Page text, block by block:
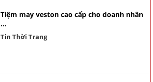
Tiệm may veston cao cấp cho doanh nhân
...
Tin Thời Trang